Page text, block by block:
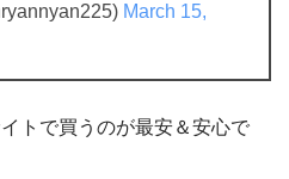
March 15,
トで買うのが最安＆安心で